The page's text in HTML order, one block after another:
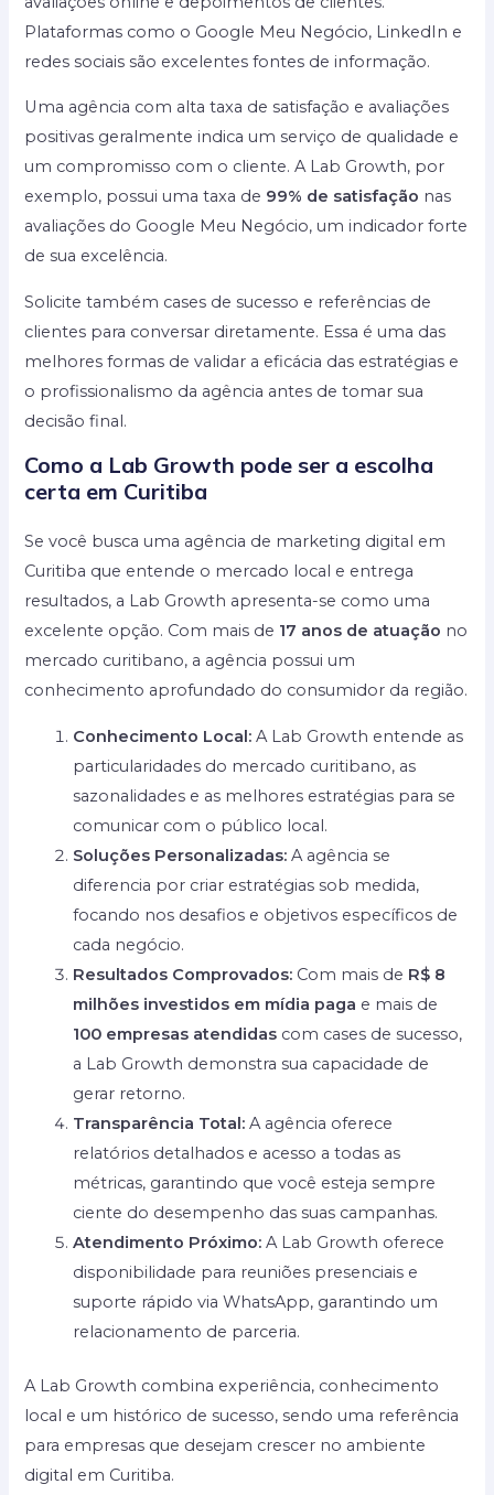
Plataformas como o Google Meu Negócio, LinkedIn e
redes sociais são excelentes fontes de informação.
Uma agência com alta taxa de satisfação e avaliações
positivas geralmente indica um serviço de qualidade e
um compromisso com o cliente. A Lab Growth, por
exemplo, possui uma taxa de 99% de satisfação nas
avaliações do Google Meu Negócio, um indicador forte
de sua excelência.
Solicite também cases de sucesso e referências de
clientes para conversar diretamente. Essa é uma das
melhores formas de validar a eficácia das estratégias e
o profissionalismo da agência antes de tomar sua
decisão final.
Como a Lab Growth pode ser a escolha
certa em Curitiba
Se você busca uma agência de marketing digital em
Curitiba que entende o mercado local e entrega
resultados, a Lab Growth apresenta-se como uma
excelente opção. Com mais de 17 anos de atuação no
mercado curitibano, a agência possui um
conhecimento aprofundado do consumidor da região.
Conhecimento Local: A Lab Growth entende as
particularidades do mercado curitibano, as
sazonalidades e as melhores estratégias para se
comunicar com o público local.
Soluções Personalizadas: A agência se
diferencia por criar estratégias sob medida,
focando nos desafios e objetivos específicos de
cada negócio.
Resultados Comprovados: Com mais de R$ 8
milhões investidos em mídia paga e mais de
100 empresas atendidas com cases de sucesso,
a Lab Growth demonstra sua capacidade de
gerar retorno.
Transparência Total: A agência oferece
relatórios detalhados e acesso a todas as
métricas, garantindo que você esteja sempre
ciente do desempenho das suas campanhas.
Atendimento Próximo: A Lab Growth oferece
disponibilidade para reuniões presenciais e
suporte rápido via WhatsApp, garantindo um
relacionamento de parceria.
A Lab Growth combina experiência, conhecimento
local e um histórico de sucesso, sendo uma referência
para empresas que desejam crescer no ambiente
digital em Curitiba.